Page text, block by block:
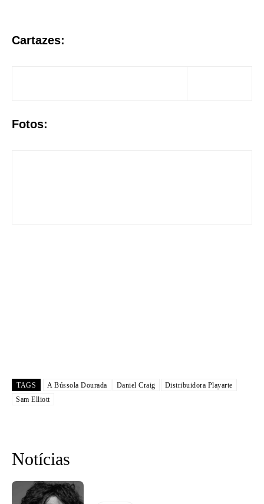
Cartazes:
Fotos:
TAGS A Bússola Dourada Daniel Craig
Distribuidora Playarte
Sam Elliott
Notícias